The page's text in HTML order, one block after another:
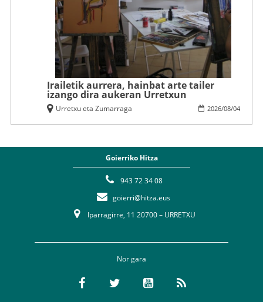
Irailetik aurrera, hainbat arte tailer
izango dira aukeran Urretxun
2026/08/04
Urretxu eta Zumarraga
Goierriko Hitza
943 72 34 08
goierri@hitza.eus
Iparragirre, 11 20700 – URRETXU
Nor gara